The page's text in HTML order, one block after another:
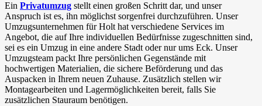
Ein Privatumzug stellt einen großen Schritt dar, und unser
Anspruch ist es, ihn möglichst sorgenfrei durchzuführen. Unser
Umzugsunternehmen für Holt hat verschiedene Services im
Angebot, die auf Ihre individuellen Bedürfnisse zugeschnitten sind,
sei es ein Umzug in eine andere Stadt oder nur ums Eck. Unser
Umzugsteam packt Ihre persönlichen Gegenstände mit
hochwertigen Materialien, die sichere Beförderung und das
Auspacken in Ihrem neuen Zuhause. Zusätzlich stellen wir
Montagearbeiten und Lagermöglichkeiten bereit, falls Sie
zusätzlichen Stauraum benötigen.